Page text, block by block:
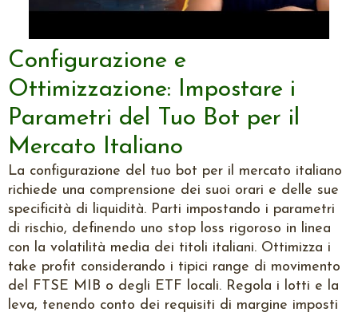
Configurazione e
Ottimizzazione: Impostare i
Parametri del Tuo Bot per il
Mercato Italiano
La configurazione del tuo bot per il mercato italiano
richiede una comprensione dei suoi orari e delle sue
specificità di liquidità. Parti impostando i parametri
di rischio, definendo uno stop loss rigoroso in linea
con la volatilità media dei titoli italiani. Ottimizza i
take profit considerando i tipici range di movimento
del FTSE MIB o degli ETF locali. Regola i lotti e la
leva, tenendo conto dei requisiti di margine imposti